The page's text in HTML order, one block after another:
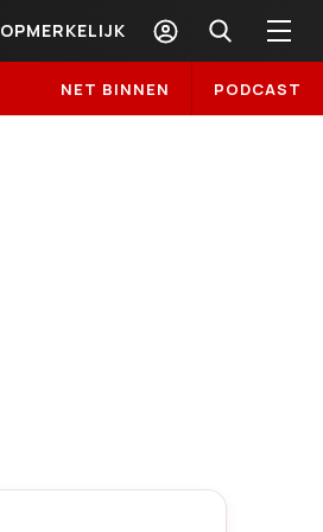
OPMERKELIJK
NET BINNEN PODCAST